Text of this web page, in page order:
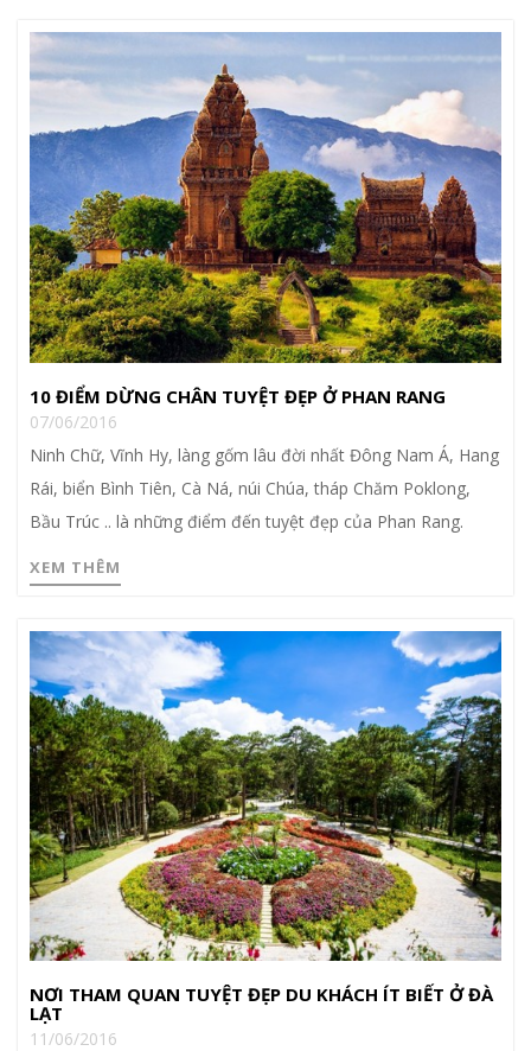
10 ĐIỂM DỪNG CHÂN TUYỆT ĐẸP Ở PHAN RANG
07/06/2016
Ninh Chữ, Vĩnh Hy, làng gốm lâu đời nhất Đông Nam Á, Hang
Rái, biển Bình Tiên, Cà Ná, núi Chúa, tháp Chăm Poklong,
Bầu Trúc .. là những điểm đến tuyệt đẹp của Phan Rang.
XEM THÊM
NƠI THAM QUAN TUYỆT ĐẸP DU KHÁCH ÍT BIẾT Ở ĐÀ
LẠT
11/06/2016